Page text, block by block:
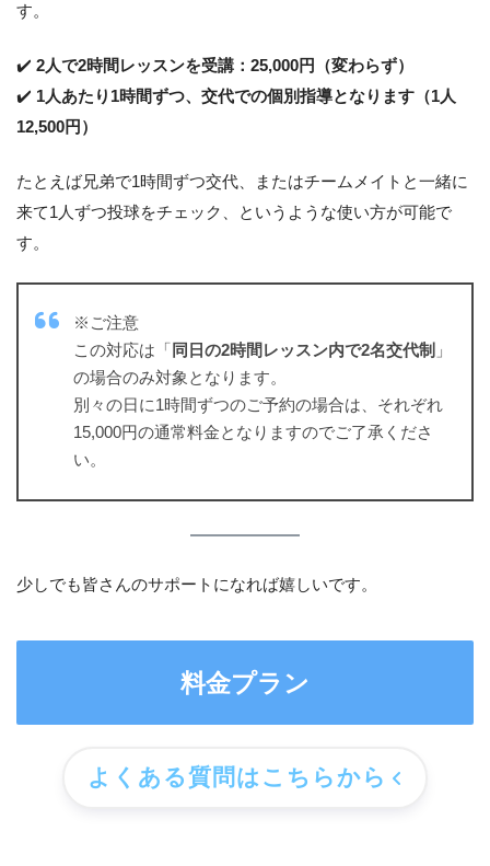
す。
✔️ 2人で2時間レッスンを受講：25,000円（変わらず）
✔️ 1人あたり1時間ずつ、交代での個別指導となります（1人
12,500円）
たとえば兄弟で1時間ずつ交代、またはチームメイトと一緒に
来て1人ずつ投球をチェック、というような使い方が可能で
す。
※ご注意
この対応は「 同日の2時間レッスン内で2名交代制 」
の場合のみ対象となります。
別々の日に1時間ずつのご予約の場合は、それぞれ
15,000円の通常料金となりますのでご了承くださ
い。
少しでも皆さんのサポートになれば嬉しいです。
料金プラン
よくある質問はこちらから